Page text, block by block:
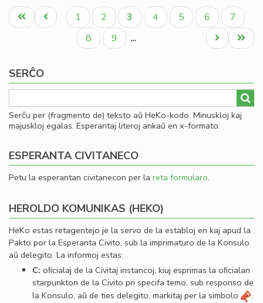
Pagination
Unua
paĝo
Antaŭa
paĝo
Paĝo
1 Paĝo
2
Aktuala
paĝo
3 Paĝo
4 Paĝo
5 Paĝo
6 Paĝo
7
Paĝo
8 Paĝo
9 …
Last
page
Next
page
SERĈO
Serĉu per (fragmento de) teksto aŭ HeKo-kodo. Minuskloj kaj
majuskloj egalas. Esperantaj literoj ankaŭ en x-formato.
ESPERANTA CIVITANECO
Petu la esperantan civitanecon per la reta formularo.
HEROLDO KOMUNIKAS (HEKO)
HeKo estas retagentejo je la servo de la establoj en kaj apud la
Pakto por la Esperanta Civito, sub la imprimaturo de la Konsulo
aŭ delegito. La informoj estas:
C: oﬁcialaj de la Civitaj instancoj, kiuj esprimas la oﬁcialan
starpunkton de la Civito pri specifa temo, sub responso de
la Konsulo, aŭ de ties delegito, markitaj per la simbolo
.